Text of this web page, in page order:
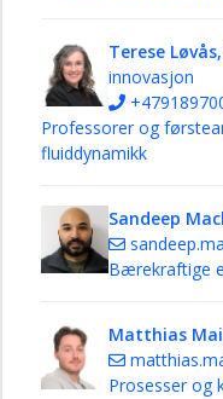
Terese Løvås,
innovasjon
Professorer og
fluiddynamikk
Sandeep
Bærekraftige
Matthias
Prosesser og